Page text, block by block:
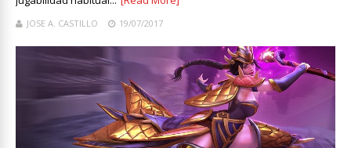
JOSE A. CASTILLO 19/07/2017